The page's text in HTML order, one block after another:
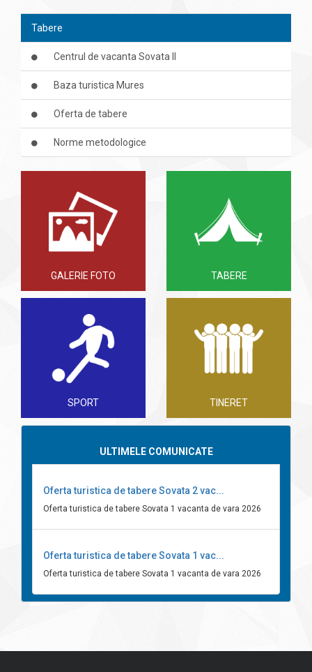
Tabere
Centrul de vacanta Sovata II
Baza turistica Mures
Oferta de tabere
Norme metodologice
GALERIE FOTO TABERE
SPORT TINERET
ULTIMELE COMUNICATE
Oferta turistica de tabere Sovata 2 vac...
Oferta turistica de tabere Sovata 1 vacanta de vara 2026
Oferta turistica de tabere Sovata 1 vac...
Oferta turistica de tabere Sovata 1 vacanta de vara 2026